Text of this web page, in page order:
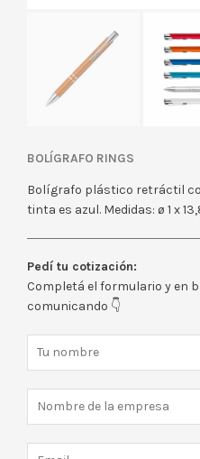
BOLÍGRAFO RINGS
Bolígrafo plástico retráctil
tinta es azul. Medidas: ø 1 x
Pedí tu cotización:
Completá el formulario y en
comunicando 👇